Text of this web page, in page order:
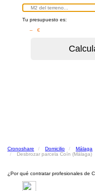
Tu presupuesto es:
– €
Cronoshare Domicilio Málaga
Desbrozar parcela Coín (Málaga)
¿Por qué contratar profesionales de